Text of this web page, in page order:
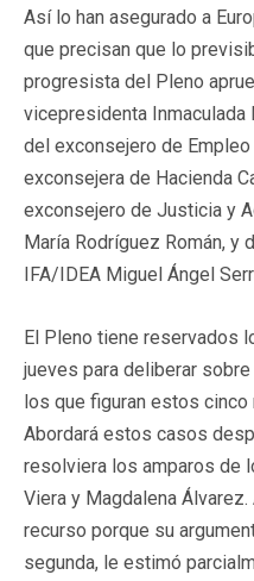
Así lo han asegurado a
que precisan que lo
progresista del Pleno
vicepresidenta
del exconsejero de
exconsejera de Hacienda
exconsejero de Justicia y
María Rodríguez Román, y
IFA/IDEA Miguel Ángel
El Pleno tiene reservados
jueves para deliberar
los que figuran estos cinco
Abordará estos casos
resolviera los amparos de
Viera y Magdalena
recurso porque su
segunda, le estimó